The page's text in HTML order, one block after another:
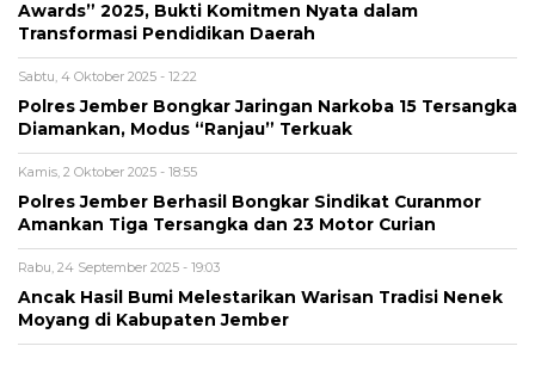
Awards” 2025, Bukti Komitmen Nyata dalam
Transformasi Pendidikan Daerah
Sabtu, 4 Oktober 2025 - 12:22
Polres Jember Bongkar Jaringan Narkoba 15 Tersangka
Diamankan, Modus “Ranjau” Terkuak
Kamis, 2 Oktober 2025 - 18:55
Polres Jember Berhasil Bongkar Sindikat Curanmor
Amankan Tiga Tersangka dan 23 Motor Curian
Rabu, 24 September 2025 - 19:03
Ancak Hasil Bumi Melestarikan Warisan Tradisi Nenek
Moyang di Kabupaten Jember